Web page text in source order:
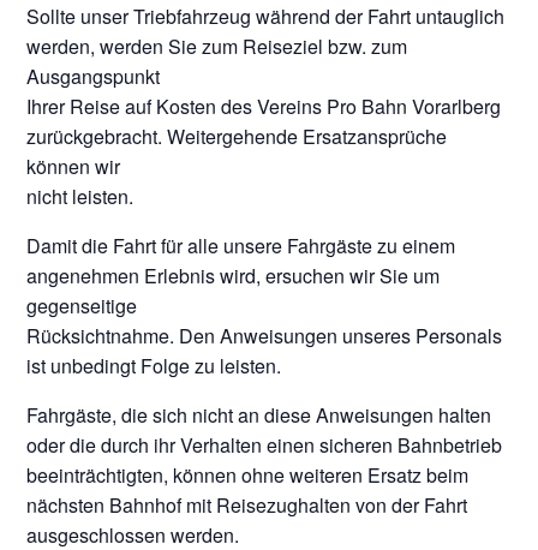
Sollte unser Triebfahrzeug während der Fahrt untauglich
werden, werden Sie zum Reiseziel bzw. zum
Ausgangspunkt
Ihrer Reise auf Kosten des Vereins Pro Bahn Vorarlberg
zurückgebracht. Weitergehende Ersatzansprüche
können wir
nicht leisten.
Damit die Fahrt für alle unsere Fahrgäste zu einem
angenehmen Erlebnis wird, ersuchen wir Sie um
gegenseitige
Rücksichtnahme. Den Anweisungen unseres Personals
ist unbedingt Folge zu leisten.
Fahrgäste, die sich nicht an diese Anweisungen halten
oder die durch ihr Verhalten einen sicheren Bahnbetrieb
beeinträchtigten, können ohne weiteren Ersatz beim
nächsten Bahnhof mit Reisezughalten von der Fahrt
ausgeschlossen werden.